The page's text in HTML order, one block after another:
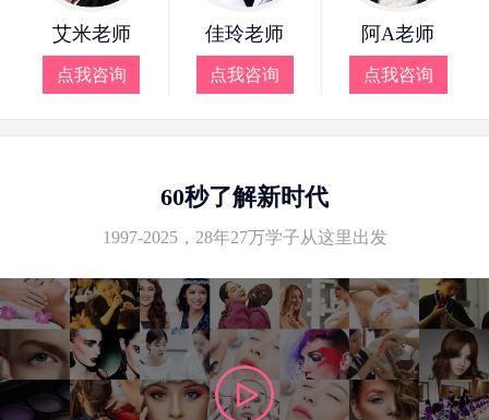
艾米老师
点我咨询
佳玲老师
点我咨询
阿A老师
点我咨询
60秒了解新时代
1997-2025，28年27万学子从这里出发